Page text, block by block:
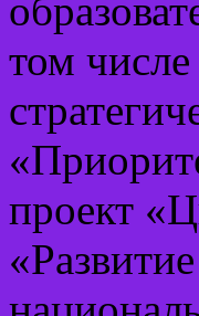
том
проект